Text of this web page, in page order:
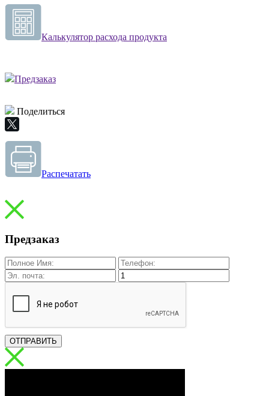
Калькулятор расхода продукта
Предзаказ
Поделиться
Распечатать
Предзаказ
ОТПРАВИТЬ